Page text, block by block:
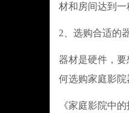
材和房间达到一
2、选购合适的
器材是硬件，
何选购家庭影院
《家庭影院中